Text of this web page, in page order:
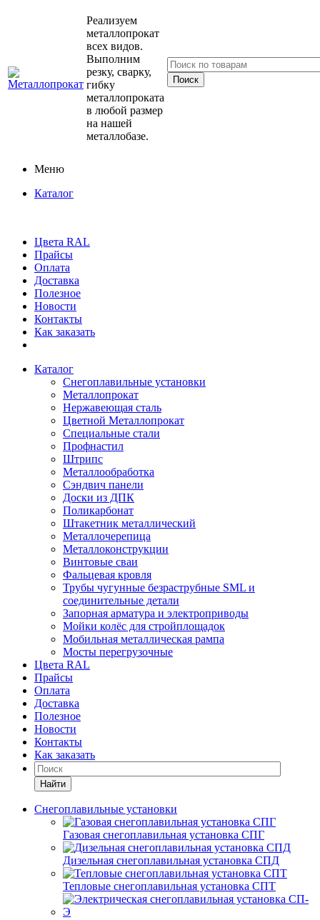
Реализуем
металлопрокат
всех видов.
Выполним
резку, сварку,
гибку
металлопроката
в любой размер
на нашей
металлобазе.
Меню
Каталог
Цвета RAL
Прайсы
Оплата
Доставка
Полезное
Новости
Контакты
Как заказать
Каталог
Снегоплавильные установки
Металлопрокат
Нержавеющая сталь
Цветной Металлопрокат
Специальные стали
Профнастил
Штрипс
Металлообработка
Сэндвич панели
Доски из ДПК
Поликарбонат
Штакетник металлический
Металлочерепица
Металлоконструкции
Винтовые сваи
Фальцевая кровля
Трубы чугунные безраструбные SML и
соединительные детали
Запорная арматура и электроприводы
Мойки колёс для стройплощадок
Мобильная металлическая рампа
Мосты перегрузочные
Цвета RAL
Прайсы
Оплата
Доставка
Полезное
Новости
Контакты
Как заказать
Найти
Снегоплавильные установки
Газовая снегоплавильная установка СПГ
Дизельная снегоплавильная установка СПД
Тепловые снегоплавильная установка СПТ